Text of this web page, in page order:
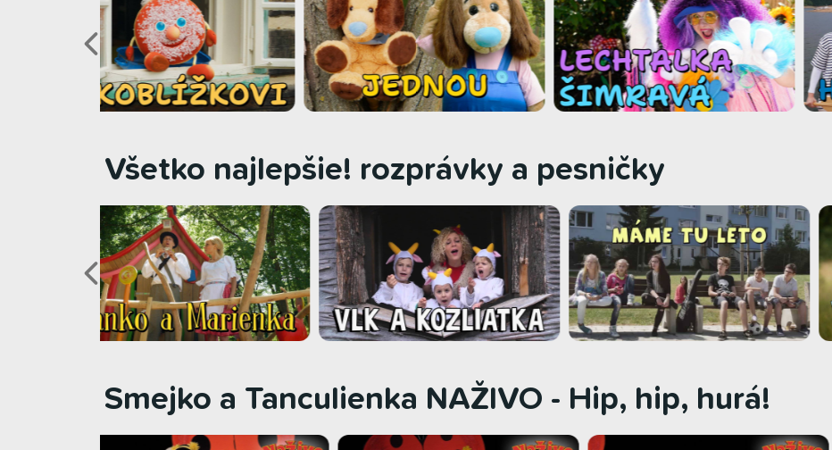
Všetko najlepšie! rozprávky a pesničky
Smejko a Tanculienka NAŽIVO - Hip, hip, hurá!